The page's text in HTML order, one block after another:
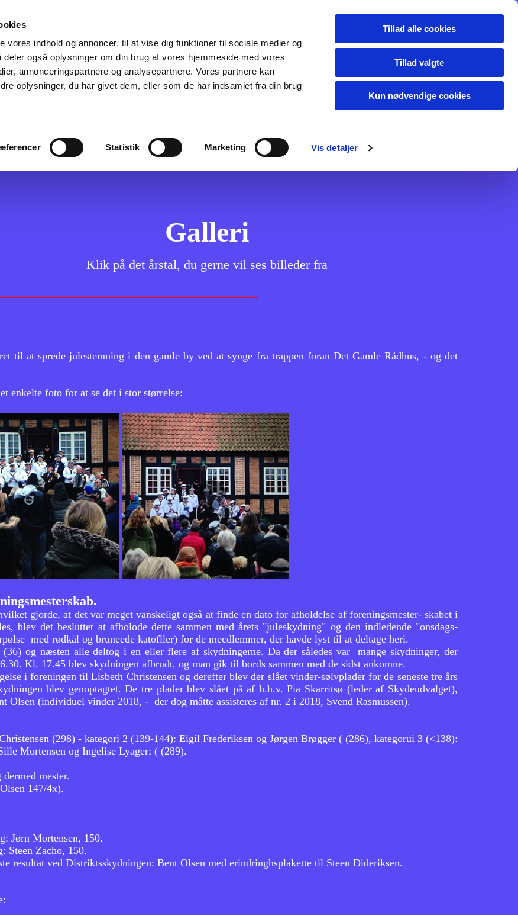
vores indhold og annoncer, til at vise dig funktioner til sociale medier og
også oplysninger om din brug af vores hjemmeside med vores
annonceringspartnere og analysepartnere. Vores partnere kan
oplysninger, du har givet dem, eller som de har indsamlet fra din brug
Statistik Marketing Vis detaljer
Tillad alle cookies
Tillad valgte
Kun nødvendige cookies
Sluppen & Slupkoret
2018
Galleri
Klik på det årstal, du gerne vil ses billeder fra
til at sprede julestemning i den gamle by ved at synge fra trappen foran Det Gamle Rådhus, - og det
enkelte foto for at se det i stor størrelse:
gjorde, at det var meget vanskeligt også at finde en dato for afholdelse af foreningsmester- skabet i
blev det besluttet at afholode dette sammen med årets "juleskydning" og den indledende "onsdags-
med rødkål og bruneede katofller) for de mecdlemmer, der havde lyst til at deltage heri.
og næsten alle deltog i en eller flere af skydningerne. Da der således var mange skydninger, der
Kl. 17.45 blev skydningen afbrudt, og man gik til bords sammen med de sidst ankomne.
i foreningen til Lisbeth Christensen og derefter blev der slået vinder-sølvplader for de seneste tre års
blev genoptagtet. De tre plader blev slået på af h.h.v. Pia Skarritsø (leder af Skydeudvalget),
Olsen (individuel vinder 2018, - der dog måtte assisteres af nr. 2 i 2018, Svend Rasmussen).
(298) - kategori 2 (139-144): Eigil Frederiksen og Jørgen Brøgger ( (286), kategorui 3 (<138):
Mortensen og Ingelise Lyager; ( (289).
mester.
147/4x).
Jørn Mortensen, 150.
Steen Zacho, 150.
resultat ved Distriktsskydningen: Bent Olsen med erindringhsplakette til Steen Dideriksen.